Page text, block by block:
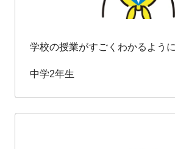
学校の授業がすごくわかるよう
中学2年生